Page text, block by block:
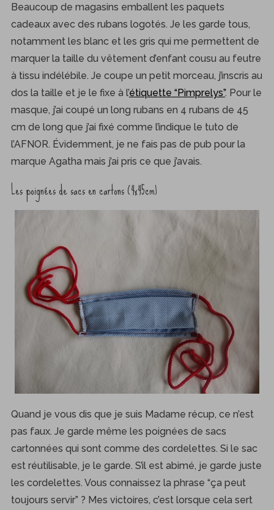
Beaucoup de magasins emballent les paquets
cadeaux avec des rubans logotés. Je les garde tous,
notamment les blanc et les gris qui me permettent de
marquer la taille du vêtement d’enfant cousu au feutre
à tissu indélébile. Je coupe un petit morceau, j’inscris au
dos la taille et je le fixe à l’étiquette “Pimprelys”. Pour le
masque, j’ai coupé un long rubans en 4 rubans de 45
cm de long que j’ai fixé comme l’indique le tuto de
l’AFNOR. Évidemment, je ne fais pas de pub pour la
marque Agatha mais j’ai pris ce que j’avais.
Les poignées de sacs en cartons (4x45cm)
Quand je vous dis que je suis Madame récup, ce n’est
pas faux. Je garde même les poignées de sacs
cartonnées qui sont comme des cordelettes. Si le sac
est réutilisable, je le garde. S’il est abimé, je garde juste
les cordelettes. Vous connaissez la phrase “ça peut
toujours servir” ? Mes victoires, c’est lorsque cela sert
S
e
a